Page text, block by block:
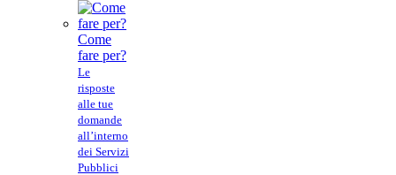
Come
fare per?
Le
risposte
alle tue
domande
all’interno
dei Servizi
Pubblici